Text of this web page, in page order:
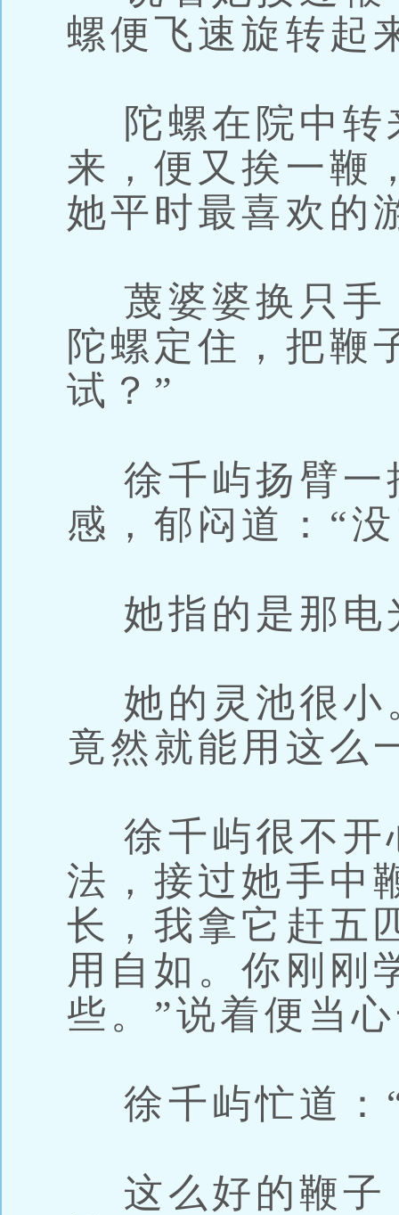
螺便飞速旋转起
陀螺在院中转
来，便又挨一鞭
她平时最喜欢的
蔑婆婆换只手
陀螺定住，把鞭
试？”
徐千屿扬臂一
感，郁闷道：“
她指的是那电
她的灵池很小
竟然就能用这么
徐千屿很不开
法，接过她手中
长，我拿它赶五
用自如。你刚刚
些。”说着便当
徐千屿忙道：
这么好的鞭子